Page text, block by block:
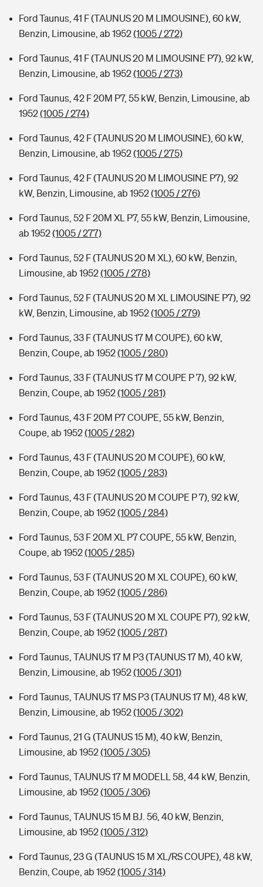
Ford Taunus, 41 F (TAUNUS 20 M LIMOUSINE), 60 kW,
Benzin, Limousine, ab 1952(1005 / 272)
Ford Taunus, 41 F (TAUNUS 20 M LIMOUSINE P7), 92 kW,
Benzin, Limousine, ab 1952(1005 / 273)
Ford Taunus, 42 F 20M P7, 55 kW, Benzin, Limousine, ab
1952(1005 / 274)
Ford Taunus, 42 F (TAUNUS 20 M LIMOUSINE), 60 kW,
Benzin, Limousine, ab 1952(1005 / 275)
Ford Taunus, 42 F (TAUNUS 20 M LIMOUSINE P7), 92
kW, Benzin, Limousine, ab 1952(1005 / 276)
Ford Taunus, 52 F 20M XL P7, 55 kW, Benzin, Limousine,
ab 1952(1005 / 277)
Ford Taunus, 52 F (TAUNUS 20 M XL), 60 kW, Benzin,
Limousine, ab 1952(1005 / 278)
Ford Taunus, 52 F (TAUNUS 20 M XL LIMOUSINE P7), 92
kW, Benzin, Limousine, ab 1952(1005 / 279)
Ford Taunus, 33 F (TAUNUS 17 M COUPE), 60 kW,
Benzin, Coupe, ab 1952(1005 / 280)
Ford Taunus, 33 F (TAUNUS 17 M COUPE P 7), 92 kW,
Benzin, Coupe, ab 1952(1005 / 281)
Ford Taunus, 43 F 20M P7 COUPE, 55 kW, Benzin,
Coupe, ab 1952(1005 / 282)
Ford Taunus, 43 F (TAUNUS 20 M COUPE), 60 kW,
Benzin, Coupe, ab 1952(1005 / 283)
Ford Taunus, 43 F (TAUNUS 20 M COUPE P 7), 92 kW,
Benzin, Coupe, ab 1952(1005 / 284)
Ford Taunus, 53 F 20M XL P7 COUPE, 55 kW, Benzin,
Coupe, ab 1952(1005 / 285)
Ford Taunus, 53 F (TAUNUS 20 M XL COUPE), 60 kW,
Benzin, Coupe, ab 1952(1005 / 286)
Ford Taunus, 53 F (TAUNUS 20 M XL COUPE P7), 92 kW,
Benzin, Coupe, ab 1952(1005 / 287)
Ford Taunus, TAUNUS 17 M P3 (TAUNUS 17 M), 40 kW,
Benzin, Limousine, ab 1952(1005 / 301)
Ford Taunus, TAUNUS 17 MS P3 (TAUNUS 17 M), 48 kW,
Benzin, Limousine, ab 1952(1005 / 302)
Ford Taunus, 21 G (TAUNUS 15 M), 40 kW, Benzin,
Limousine, ab 1952(1005 / 305)
Ford Taunus, TAUNUS 17 M MODELL 58, 44 kW, Benzin,
Limousine, ab 1952(1005 / 306)
Ford Taunus, TAUNUS 15 M BJ. 56, 40 kW, Benzin,
Limousine, ab 1952(1005 / 312)
Ford Taunus, 23 G (TAUNUS 15 M XL/RS COUPE), 48 kW,
Benzin, Coupe, ab 1952(1005 / 314)